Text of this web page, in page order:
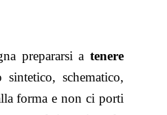
prepararsi a tenere
schematico,
forma e non ci porti